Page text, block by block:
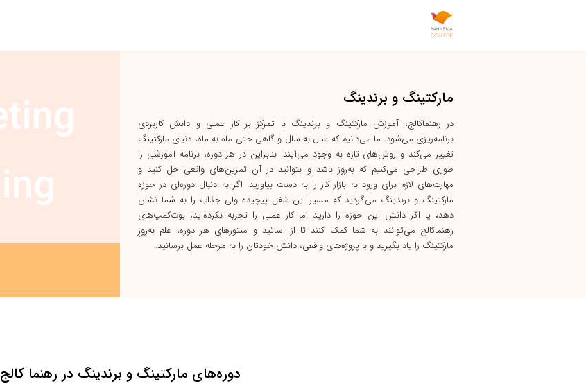
مارکتینگ و برندینگ
در رهنماکالج، آموزش مارکتینگ و برندینگ با تمرکز بر کار عملی و دانش کاربردی
برنامه‌ریزی می‌شود. ما می‌دانیم که سال به سال و گاهی حتی ماه به ماه، دنیای مارکتینگ
تغییر می‌کند و روش‌های تازه به وجود می‌آیند. بنابراین در هر دوره، برنامه آموزشی را
طوری طراحی می‌کنیم که به‌روز باشد و بتوانید در آن تمرین‌های واقعی حل کنید و
مهارت‌های لازم برای ورود به بازار کار را به دست بیاورید. اگر به دنبال دوره‌ای در حوزه
مارکتینگ و برندینگ می‌گردید که مسیر این شغل پیچیده ولی جذاب را به شما نشان
دهد، یا اگر دانشِ این حوزه را دارید اما کار عملی را تجربه نکرده‌اید، بوت‌کمپ‌های
رهنماکالج می‌توانند به شما کمک کنند تا از اساتید و منتورهای هر دوره، علم به‌روزِ
مارکتینگ را یاد بگیرید و با پروژه‌های واقعی، دانش خودتان را به مرحله عمل برسانید.
دوره‌های مارکتینگ و برندینگ در رهنما کالج